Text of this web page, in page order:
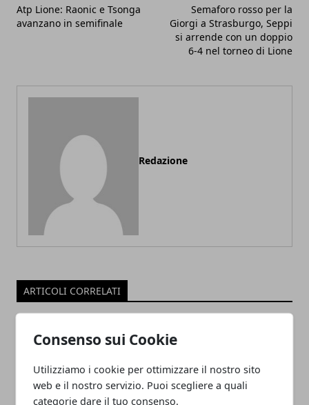
Consenso sui Cookie
Utilizziamo i cookie per ottimizzare il nostro sito
web e il nostro servizio. Puoi scegliere a quali
categorie dare il tuo consenso.
Atp Lione: Raonic e Tsonga
avanzano in semifinale
Semaforo rosso per la
Giorgi a Strasburgo, Seppi
si arrende con un doppio
6-4 nel torneo di Lione
Redazione
ARTICOLI CORRELATI